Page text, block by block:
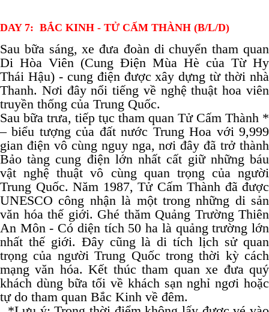
DAY 7: BẮC KINH - TỬ CẤM THÀNH (B/L/D)
Sau bữa sáng, xe đưa đoàn di chuyển tham quan
Di Hòa Viên (Cung Điện Mùa Hè của Từ Hy
Thái Hậu) - cung điện được xây dựng từ thời nhà
Thanh. Nơi đây nổi tiếng về nghệ thuật hoa viên
truyền thống của Trung Quốc.
Sau bữa trưa, tiếp tục tham quan Tử Cấm Thành *
– biểu tượng của đất nước Trung Hoa với 9,999
gian điện vô cùng nguy nga, nơi đây đã trở thành
Bảo tàng cung điện lớn nhất cất giữ những báu
vật nghệ thuật vô cùng quan trọng của người
Trung Quốc. Năm 1987, Tử Cấm Thành đã được
UNESCO công nhận là một trong những di sản
văn hóa thế giới. Ghé thăm Quảng Trường Thiên
An Môn - Có diện tích 50 ha là quảng trường lớn
nhất thế giới. Đây cũng là di tích lịch sử quan
trọng của người Trung Quốc trong thời kỳ cách
mạng văn hóa. Kết thúc tham quan xe đưa quý
khách dùng bữa tối về khách sạn nghỉ ngơi hoặc
tự do tham quan Bắc Kinh về đêm.